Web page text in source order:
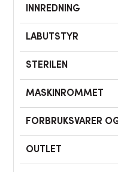
INNREDNING
LABUTSTYR
STERILEN
MASKINROMMET
FORBRUKSVARER
OUTLET